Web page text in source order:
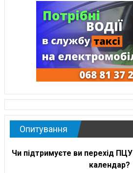
Опитування
Чи підтримуєте ви перехід
календар?